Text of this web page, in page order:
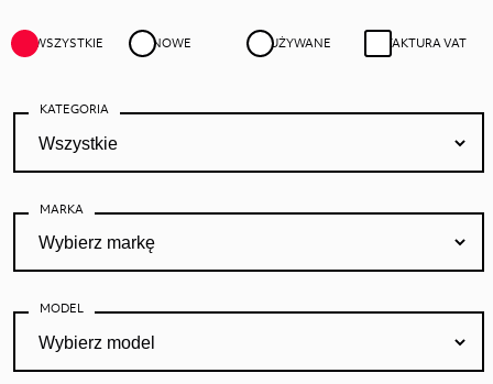
WSZYSTKIE NOWE UŻYWANE FAKTURA VAT
KATEGORIA
MARKA
MODEL
X
Nie znalazłeś
samochodu
odpowiedniego dla
siebie?
Zostaw swoje dane kontaktowe, a
dopasujemy samochód, który spełni Twoje
oczekiwania.